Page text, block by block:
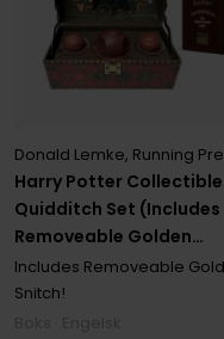
Harry Potter Collectible
Quidditch Set (Includes
Removeable Golden
Snitch!): Revised Edition
Donald Lemke, Running
Includes Removeable
Snitch!